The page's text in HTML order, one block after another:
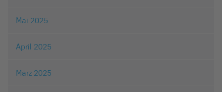
Mai 2025
April 2025
März 2025